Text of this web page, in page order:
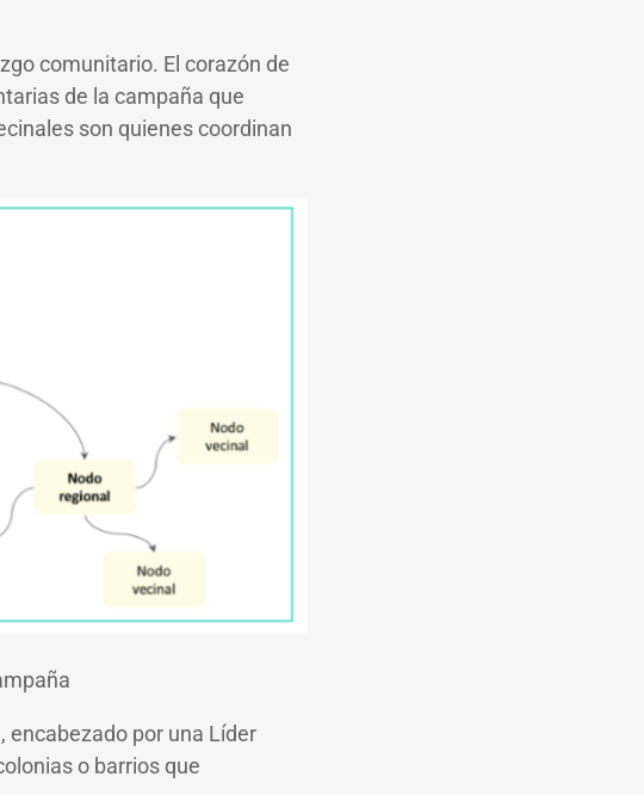
comunitario. El corazón de
de la campaña que
son quienes coordinan
encabezado por una Líder
o barrios que